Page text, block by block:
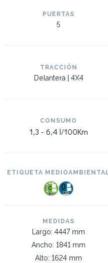
PUERTAS
5
TRACCIÓN
Delantera | 4X4
CONSUMO
1,3 - 6,4 l/100Km
ETIQUETA
MEDIDAS
Largo: 4447 mm
Ancho: 1841 mm
Alto: 1624 mm